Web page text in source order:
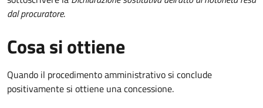
dal procuratore.
Cosa si ottiene
Quando il procedimento amministrativo si conclude
positivamente si ottiene una concessione.